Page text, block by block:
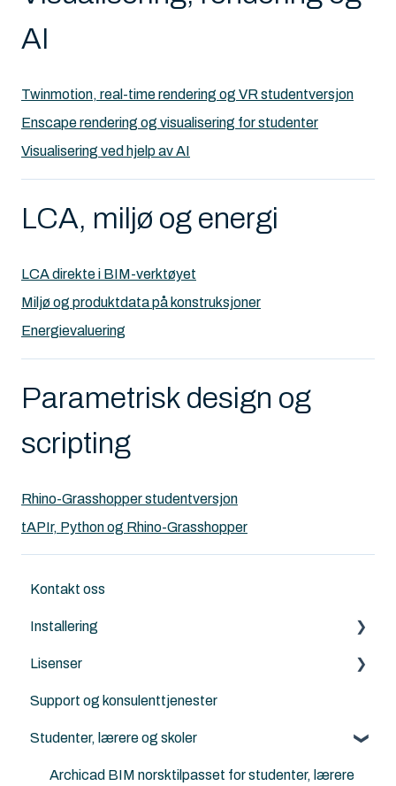
AI
Twinmotion, real-time rendering og VR studentversjon
Enscape rendering og visualisering for studenter
Visualisering ved hjelp av AI
LCA, miljø og energi
LCA direkte i BIM-verktøyet
Miljø og produktdata på konstruksjoner
Energievaluering
Parametrisk design og
scripting
Rhino-Grasshopper studentversjon
tAPIr, Python og Rhino-Grasshopper
Kontakt oss
Installering
Archicad
Nordic Tools
ArchiFrame
Solibri
Lisenser
Archicad
Archicad Cloud licenser
ArchiFrame
Support og konsulenttjenester
Studenter, lærere og skoler
Archicad BIM norsktilpasset for studenter, lærere